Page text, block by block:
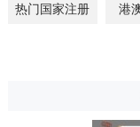
热门国家注册 港